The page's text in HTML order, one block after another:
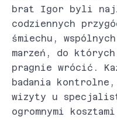
brat Igor byli
codziennych
śmiechu,
marzeń, do
pragnie wrócić.
badania
wizyty u
ogromnymi